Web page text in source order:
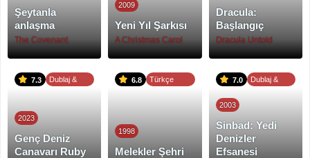
Şeytanla
anlaşma
The Covenant
2009
Yeni Yıl Şarkısı
A Christmas Carol
Dracula:
Başlangıç
Dracula Untold
7.3
Dublaj &
2023
Genç Deniz
Canavarı Ruby
6.8
Türkçe
1998
Melekler Şehri
7.0
Dublaj &
2003
Sinbad: Yedi
Denizler
Efsanesi